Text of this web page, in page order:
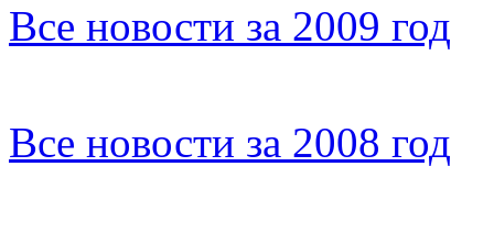
Все новости за 2009 год
Все новости за 2008 год